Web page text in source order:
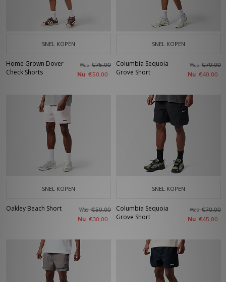
SNEL KOPEN
Home Grown Dover
Check Shorts
Was€75,00
Nu €50,00
SNEL KOPEN
Columbia Sequoia
Grove Short
Was€70,00
Nu €40,00
SNEL KOPEN
Oakley Beach Short Was€50,00
Nu €30,00
SNEL KOPEN
Columbia Sequoia
Grove Short
Was€70,00
Nu €45,00